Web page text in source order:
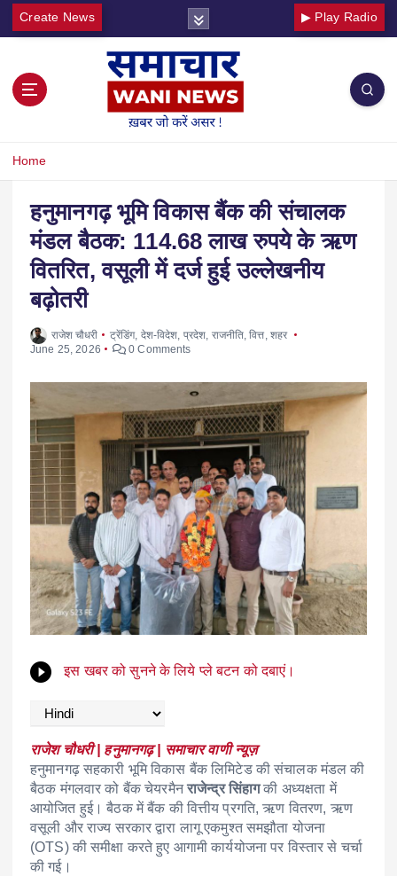
Create News ▶ Play Radio
Home
हनुमानगढ़ भूमि विकास बैंक की संचालक
मंडल बैठक: 114.68 लाख रुपये के ऋण
वितरित, वसूली में दर्ज हुई उल्लेखनीय
बढ़ोतरी
राजेश चौधरी ट्रेंडिंग, देश-विदेश प्रदेश राजनीति ,वित्त शहर
June 25, 2026
0 Comments
इस खबर को सुनने के लिये प्ले बटन को दबाएं।
राजेश चौधरी | हनुमानगढ़ | समाचार वाणी न्यूज़
हनुमानगढ़ सहकारी भूमि विकास बैंक लिमिटेड की संचालक मंडल की
बैठक मंगलवार को बैंक चेयरमैनराजेन्द्र सिंहागकी अध्यक्षता में
आयोजित हुई। बैठक में बैंक की वित्तीय प्रगति, ऋण वितरण, ऋण
वसूली और राज्य सरकार द्वारा लागू एकमुश्त समझौता योजना
(OTS) की समीक्षा करते हुए आगामी कार्ययोजना पर विस्तार से चर्चा
की गई।